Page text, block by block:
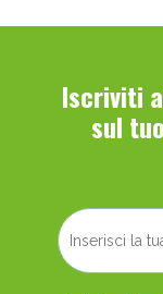
Iscriviti
sul